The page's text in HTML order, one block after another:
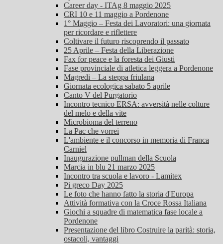
Career day - ITAg 8 maggio 2025
CRI 10 e 11 maggio a Pordenone
1° Maggio – Festa dei Lavoratori: una giornata
per ricordare e riflettere
Coltivare il futuro riscoprendo il passato
25 Aprile – Festa della Liberazione
Fax for peace e la foresta dei Giusti
Fase provinciale di atletica leggera a Pordenone
Magredi – La steppa friulana
Giornata ecologica sabato 5 aprile
Canto V del Purgatorio
Incontro tecnico ERSA: avversità nelle colture
del melo e della vite
Microbioma del terreno
La Pac che vorrei
L'ambiente e il concorso in memoria di Franca
Carniel
Inaugurazione pullman della Scuola
Marcia in blu 21 marzo 2025
Incontro tra scuola e lavoro - Lamitex
Pi greco Day 2025
Le foto che hanno fatto la storia d'Europa
Attività formativa con la Croce Rossa Italiana
Giochi a squadre di matematica fase locale a
Pordenone
Presentazione del libro Costruire la parità: storia,
ostacoli, vantaggi